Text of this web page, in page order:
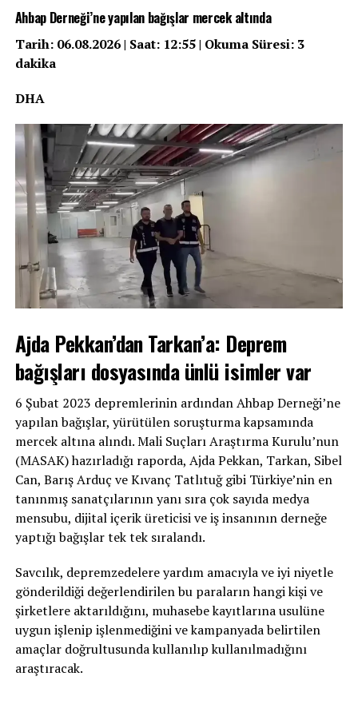
Ahbap Derneği’ne yapılan bağışlar mercek altında
Tarih: 06.08.2026 | Saat: 12:55 | Okuma Süresi: 3
dakika
DHA
Ajda Pekkan’dan Tarkan’a: Deprem
bağışları dosyasında ünlü isimler var
6 Şubat 2023 depremlerinin ardından Ahbap Derneği’ne
yapılan bağışlar, yürütülen soruşturma kapsamında
mercek altına alındı. Mali Suçları Araştırma Kurulu’nun
(MASAK) hazırladığı raporda, Ajda Pekkan, Tarkan, Sibel
Can, Barış Arduç ve Kıvanç Tatlıtuğ gibi Türkiye’nin en
tanınmış sanatçılarının yanı sıra çok sayıda medya
mensubu, dijital içerik üreticisi ve iş insanının derneğe
yaptığı bağışlar tek tek sıralandı.
Savcılık, depremzedelere yardım amacıyla ve iyi niyetle
gönderildiği değerlendirilen bu paraların hangi kişi ve
şirketlere aktarıldığını, muhasebe kayıtlarına usulüne
uygun işlenip işlenmediğini ve kampanyada belirtilen
amaçlar doğrultusunda kullanılıp kullanılmadığını
araştıracak.